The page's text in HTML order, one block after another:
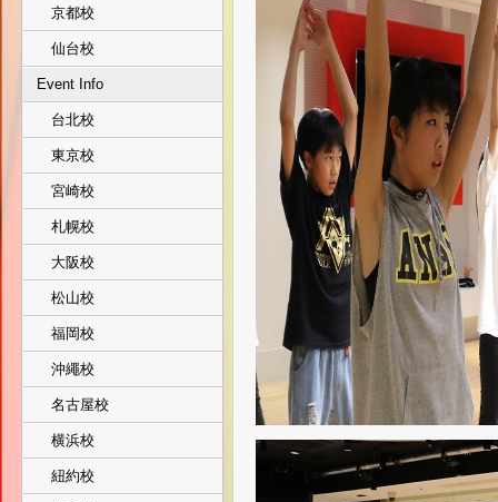
京都校
仙台校
Event Info
台北校
東京校
宮崎校
札幌校
大阪校
松山校
福岡校
沖繩校
名古屋校
横浜校
紐約校